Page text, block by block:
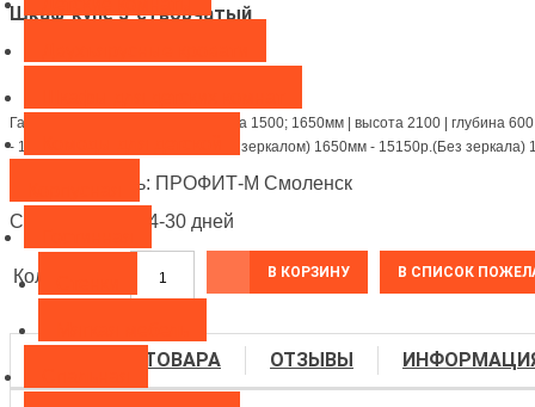
Шкаф-купе 3-створчатый
Габаритные размеры(мм): ширина 1500; 1650мм | высота 2100 | глубина
- 14775р.(Без зеркала) 16500р.(С зеркалом) 1650мм - 15150р.(Без зеркала)
Производитель: ПРОФИТ-М Смоленск
Срок поставки: 4-30 дней
Количество: В КОРЗИНУ
ОПИСАНИЕ ТОВАРА ОТЗЫВЫ